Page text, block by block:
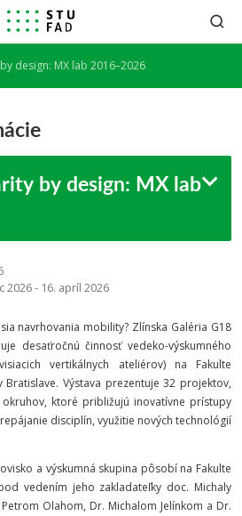
design: MX lab 2016–2026
by design: MX lab
2026 - 16. apríl 2026
navrhovania mobility? Zlínska Galéria G18
desaťročnú činnosť vedeko-výskumného
vertikálnych ateliérov) na Fakulte
Bratislave. Výstava prezentuje 32 projektov,
ktoré približujú inovatívne prístupy
disciplín, využitie nových technológií
a výskumná skupina pôsobí na Fakulte
vedením jeho zakladateľky doc. Michaly
Olahom, Dr. Michalom Jelínkom a Dr.